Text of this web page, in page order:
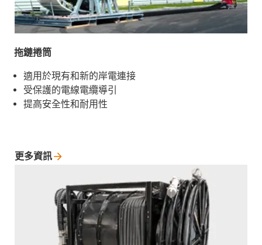
拖鏈捲筒
適用於現有和新的岸電連接
受保護的電線電纜導引
提高安全性和耐用性
更多資訊